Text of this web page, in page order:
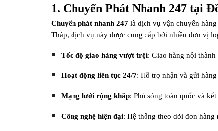
1. Chuyển Phát Nhanh 247 tại
Chuyển phát nhanh 247là dịch vụ vận chuyển hàng
Tháp, dịch vụ này được cung cấp bởi nhiều đơn vị
Tốc độ giao hàng vượt trội: Giao hàng nội
Hoạt động liên tục 24/7: Hỗ trợ nhận và gửi
Mạng lưới rộng khắp: Phủ sóng toàn quốc và
Công nghệ hiện đại: Hệ thống theo dõi đơn